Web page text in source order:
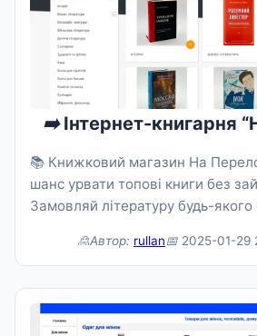
➡️Інтернет-книгарня
📚 Книжковий магазин На
шанс урвати топові книги без
Замовляй літературу будь-
🙎Автор: rullan📅 2025-01-29